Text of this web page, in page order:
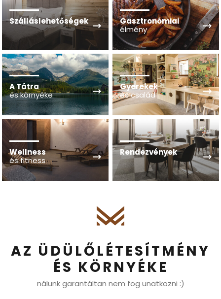
Szálláslehetőségek
Gasztronómiai
élmény
A Tátra
és környéke
Gyerekek
és család
Wellness
és fitness
Rendezvények
AZ ÜDÜLŐLÉTESÍTMÉNY
ÉS KÖRNYÉKE
nálunk garantáltan nem fog unatkozni :)